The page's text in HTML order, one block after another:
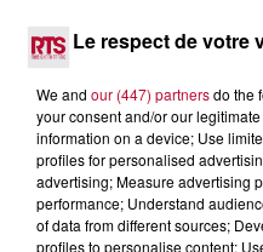
8 août 2026
OCCITANIE : CET ÉTÉ,
DANS LES ATELIERS
Marre des plages bondées
? La Chambre de Métiers
propose une alternative
Le respect de votre
We and our (447) partnersdo the
your consent and/or our
information on a device; Use
profiles for personalised
advertising; Measure advertising
performance; Understand
of data from different sources;
profiles to personalise content;